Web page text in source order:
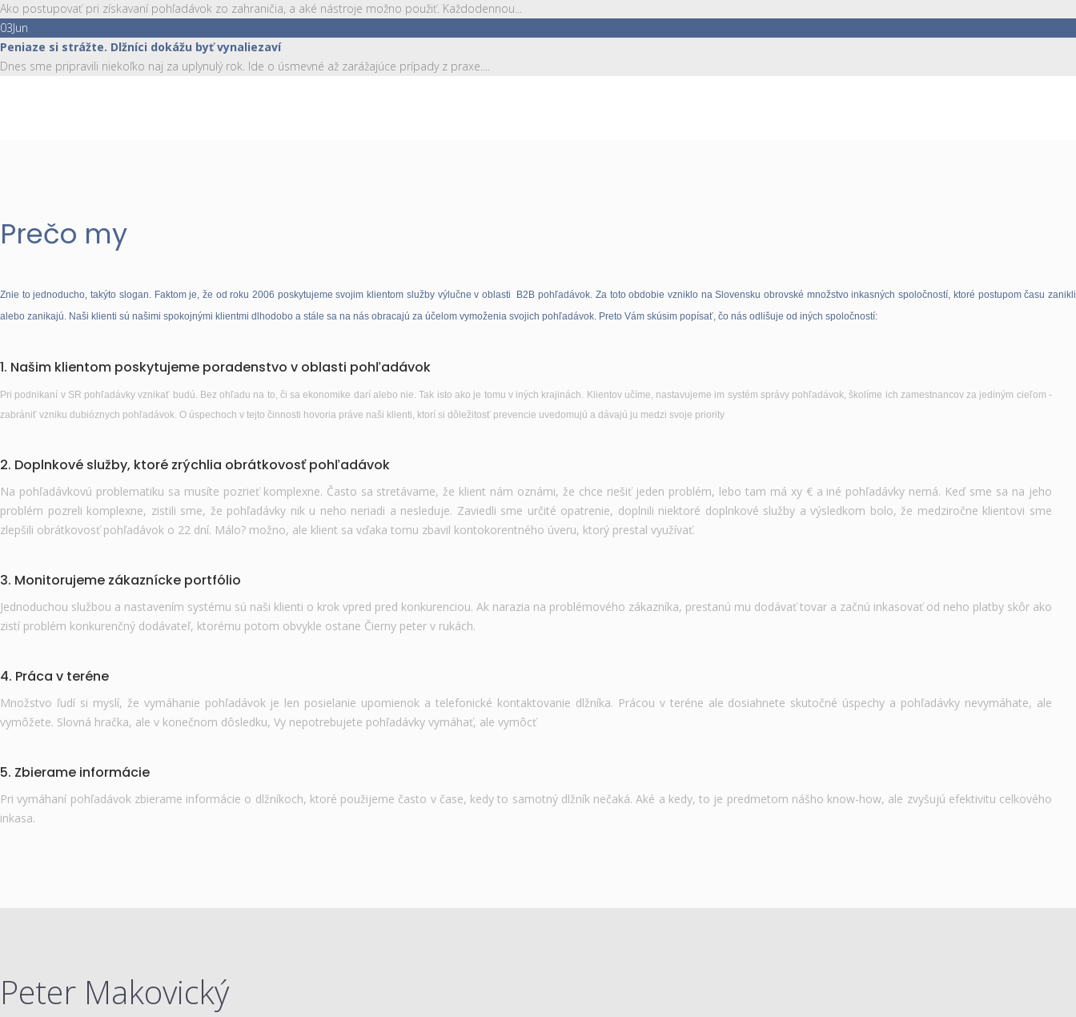
Ako postupovať pri získavaní pohľadávok zo zahraničia, a aké nástroje možno použiť. Každodennou...
03Jun
Peniaze si strážte. Dlžníci dokážu byť vynaliezaví
Dnes sme pripravili niekoľko naj za uplynulý rok. Ide o úsmevné až zarážajúce prípady z praxe....
Prečo my
Znie to jednoducho, takýto slogan. Faktom je, že od roku 2006 poskytujeme svojim klientom služby výlučne v oblasti B2B pohľadávok. Za toto obdobie vzniklo na Slovensku obrovské množstvo inkasných spoločností, ktoré postupom času zanikli
alebo zanikajú. Naši klienti sú našimi spokojnými klientmi dlhodobo a stále sa na nás obracajú za účelom vymoženia svojich pohľadávok. Preto Vám skúsim popísať, čo nás odlišuje od iných spoločností:
1. Našim klientom poskytujeme poradenstvo v oblasti pohľadávok
Pri podnikaní v SR pohľadávky vznikať budú. Bez ohľadu na to, či sa ekonomike darí alebo nie. Tak isto ako je tomu v iných krajinách. Klientov učíme, nastavujeme im systém správy pohľadávok, školíme ich zamestnancov za jediným cieľom -
zabrániť vzniku dubióznych pohľadávok. O úspechoch v tejto činnosti hovoria práve naši klienti, ktorí si dôležitosť prevencie uvedomujú a dávajú ju medzi svoje priority
2. Doplnkové služby, ktoré zrýchlia obrátkovosť pohľadávok
Na pohľadávkovú problematiku sa musíte pozrieť komplexne. Často sa stretávame, že klient nám oznámi, že chce riešiť jeden problém, lebo tam má xy € a iné pohľadávky nemá. Keď sme sa na jeho
problém pozreli komplexne, zistili sme, že pohľadávky nik u neho neriadi a nesleduje. Zaviedli sme určité opatrenie, doplnili niektoré doplnkové služby a výsledkom bolo, že medziročne klientovi sme
zlepšili obrátkovosť pohľadávok o 22 dní. Málo? možno, ale klient sa vďaka tomu zbavil kontokorentného úveru, ktorý prestal využívať.
3. Monitorujeme zákaznícke portfólio
Jednoduchou službou a nastavením systému sú naši klienti o krok vpred pred konkurenciou. Ak narazia na problémového zákazníka, prestanú mu dodávať tovar a začnú inkasovať od neho platby skôr ako
zistí problém konkurenčný dodávateľ, ktorému potom obvykle ostane Čierny peter v rukách.
4. Práca v teréne
Množstvo ľudí si myslí, že vymáhanie pohľadávok je len posielanie upomienok a telefonické kontaktovanie dlžníka. Prácou v teréne ale dosiahnete skutočné úspechy a pohľadávky nevymáhate, ale
vymôžete. Slovná hračka, ale v konečnom dôsledku, Vy nepotrebujete pohľadávky vymáhať, ale vymôcť
5. Zbierame informácie
Pri vymáhaní pohľadávok zbierame informácie o dlžníkoch, ktoré použijeme často v čase, kedy to samotný dlžník nečaká. Aké a kedy, to je predmetom nášho know-how, ale zvyšujú efektivitu celkového
inkasa.
Peter Makovický